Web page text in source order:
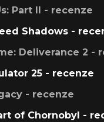
Part II - recenze
Shadows -
Deliverance 2 -
25 - recenze
- recenze
of Chornobyl -